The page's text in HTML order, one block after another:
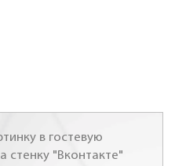
в гостевую
стенку "Вконтакте"